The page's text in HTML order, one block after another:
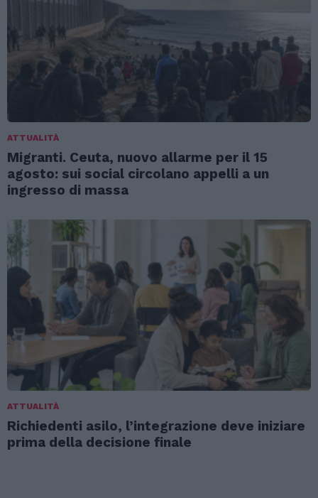
ATTUALITÀ
Migranti. Ceuta, nuovo allarme per il 15
agosto: sui social circolano appelli a un
ingresso di massa
ATTUALITÀ
Richiedenti asilo, l’integrazione deve iniziare
prima della decisione finale